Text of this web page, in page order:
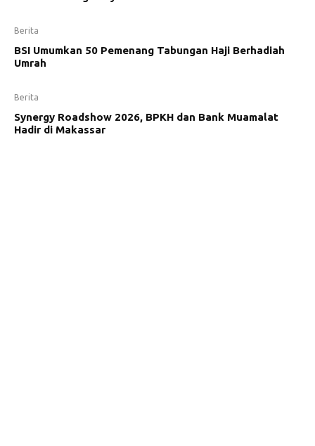
Berita
BSI Umumkan 50 Pemenang Tabungan Haji Berhadiah
Umrah
Berita
Synergy Roadshow 2026, BPKH dan Bank Muamalat
Hadir di Makassar